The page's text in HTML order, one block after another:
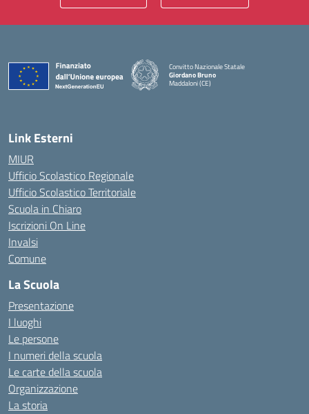
Convitto Nazionale Statale
Giordano Bruno
Maddaloni (CE)
Link Esterni
MIUR
Ufficio Scolastico Regionale
Ufficio Scolastico Territoriale
Scuola in Chiaro
Iscrizioni On Line
Invalsi
Comune
La Scuola
Presentazione
I luoghi
Le persone
I numeri della scuola
Le carte della scuola
Organizzazione
La storia